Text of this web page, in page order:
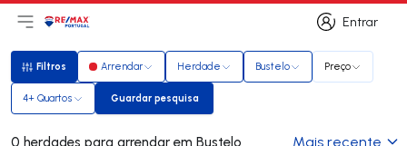
Entrar
Entrar
Abri menu principal
LogoIr para página inicial
Filtros
Filtros Arrendar Herdade Bustelo Preço
4+ Quartos Guardar pesquisa
Guardar pesquisa
0 herdades para arrendar em Bustelo Mais recente